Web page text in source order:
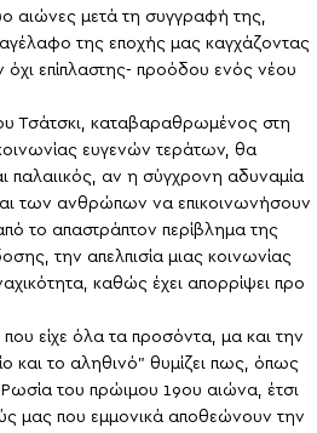
αιώνες μετά τη συγγραφή της,
της εποχής μας καγχάζοντας
όχι επίπλαστης- προόδου ενός νέου
Τσάτσκι, καταβαραθρωμένος στη
ευγενών τεράτων, θα
παλαιικός, αν η σύγχρονη αδυναμία
των ανθρώπων να επικοινωνήσουν
το απαστράπτον περίβλημα της
την απελπισία μιας κοινωνίας
καθώς έχει απορρίψει προ
είχε όλα τα προσόντα, μα και την
και το αληθινό” θυμίζει πως, όπως
Ρωσία του πρώιμου 19ου αιώνα, έτσι
μας που εμμονικά αποθεώνουν την